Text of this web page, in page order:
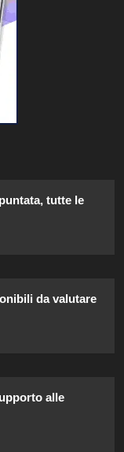
tutte le
da valutare
alle